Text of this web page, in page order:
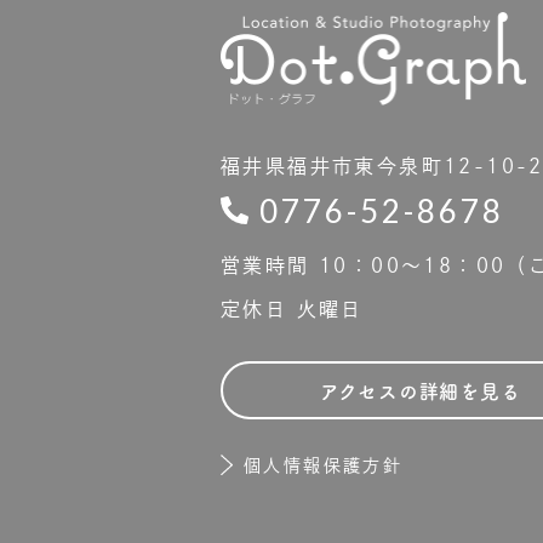
福井県福井市東今泉町12-10-2
0776-52-8678
営業時間 10：00〜18：00（ご
定休日 火曜日
アクセスの詳細を見る
個人情報保護方針